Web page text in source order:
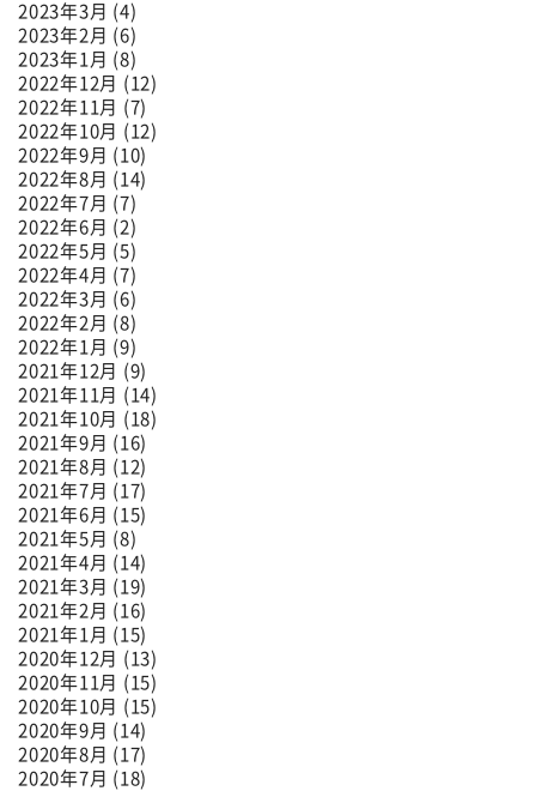
2023年3月 (4)
2023年2月 (6)
2023年1月 (8)
2022年12月 (12)
2022年11月 (7)
2022年10月 (12)
2022年9月 (10)
2022年8月 (14)
2022年7月 (7)
2022年6月 (2)
2022年5月 (5)
2022年4月 (7)
2022年3月 (6)
2022年2月 (8)
2022年1月 (9)
2021年12月 (9)
2021年11月 (14)
2021年10月 (18)
2021年9月 (16)
2021年8月 (12)
2021年7月 (17)
2021年6月 (15)
2021年5月 (8)
2021年4月 (14)
2021年3月 (19)
2021年2月 (16)
2021年1月 (15)
2020年12月 (13)
2020年11月 (15)
2020年10月 (15)
2020年9月 (14)
2020年8月 (17)
2020年7月 (18)